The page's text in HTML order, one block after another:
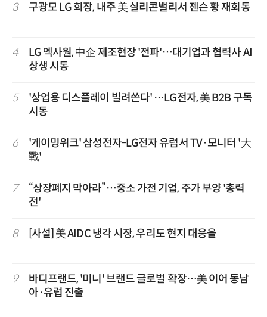
3 구광모 LG 회장, 내주 美 실리콘밸리서 젠슨 황 재회동
4
LG 엑사원, 中企 제조현장 '전파'…대기업과 협력사 AI
상생 시동
5
'상업용 디스플레이 빌려쓴다' …LG전자, 美 B2B 구독
시동
6
'게이밍위크' 삼성전자-LG전자 유럽서 TV·모니터 '大
戰'
7
“상장폐지 막아라”…중소 가전 기업, 주가 부양 '총력
전'
8 [사설] 美 AIDC 냉각 시장, 우리도 현지 대응을
9
바디프랜드, '미니' 브랜드 글로벌 확장…美 이어 동남
아·유럽 진출